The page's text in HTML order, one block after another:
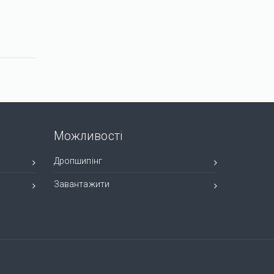
Можливості
Дропшипінг
Завантажити